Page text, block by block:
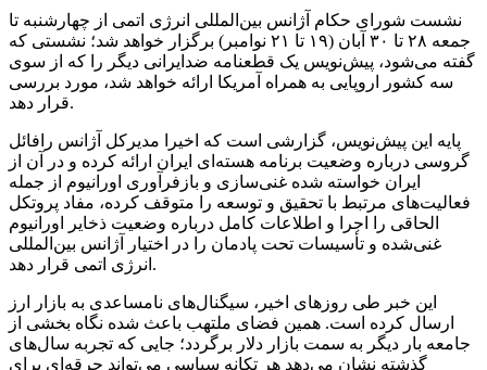
نشست شورای حکام آژانس بین‌المللی انرژی اتمی از چهارشنبه تا
جمعه ۲۸ تا ۳۰ آبان (۱۹ تا ۲۱ نوامبر) برگزار خواهد شد؛ نشستی که
گفته می‌شود، پیش‌نویس یک قطعنامه ضدایرانی دیگر را که از سوی
سه کشور اروپایی به همراه آمریکا ارائه خواهد شد، مورد بررسی
قرار دهد.
پایه این پیش‌نویس، گزارشی است که اخیرا مدیرکل آژانس رافائل
گروسی درباره وضعیت برنامه هسته‌ای ایران ارائه کرده و در آن از
ایران خواسته شده غنی‌سازی و بازفرآوری اورانیوم از جمله
فعالیت‌های مرتبط با تحقیق و توسعه را متوقف کرده، مفاد پروتکل
الحاقی را اجرا و اطلاعات کامل درباره وضعیت ذخایر اورانیوم
غنی‌شده و تأسیسات تحت پادمان را در اختیار آژانس بین‌المللی
انرژی اتمی قرار دهد.
این خبر طی روزهای اخیر، سیگنال‌های نامساعدی به بازار ارز
ارسال کرده است. همین فضای ملتهب باعث شده نگاه بخشی از
جامعه بار دیگر به سمت بازار دلار برگردد؛ جایی که تجربه سال‌های
گذشته نشان می‌دهد هر تکانه سیاسی می‌تواند جرقه‌ای برای